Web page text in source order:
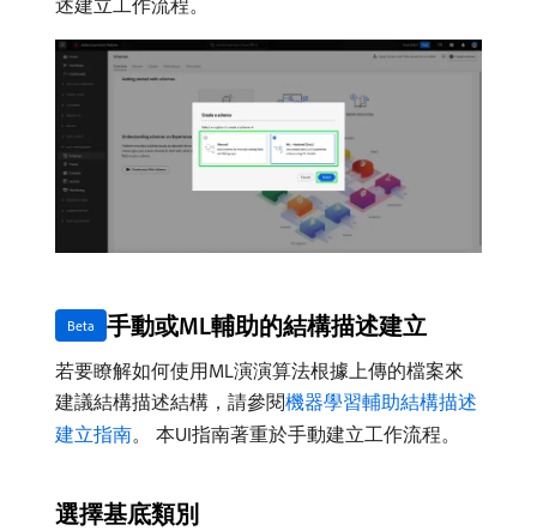
述建立工作流程。
Beta 手動或ML輔助的結構描述建立
若要瞭解如何使用ML演演算法根據上傳的檔案來
建議結構描述結構，請參閱機器學習輔助結構描述
建立指南。 本UI指南著重於手動建立工作流程。
選擇基底類別